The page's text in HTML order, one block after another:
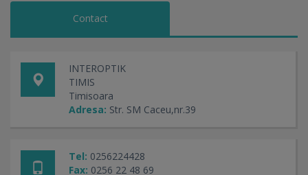
Contact
INTEROPTIK
TIMIS
Timisoara
Adresa: Str. SM Caceu,nr.39
Tel: 0256224428
Fax: 0256 22 48 69